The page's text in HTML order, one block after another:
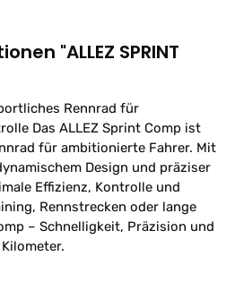
"ALLEZ SPRINT
Rennrad für
Das ALLEZ Sprint Comp ist
für ambitionierte Fahrer. Mit
Design und präziser
Effizienz, Kontrolle und
Rennstrecken oder lange
– Schnelligkeit, Präzision und